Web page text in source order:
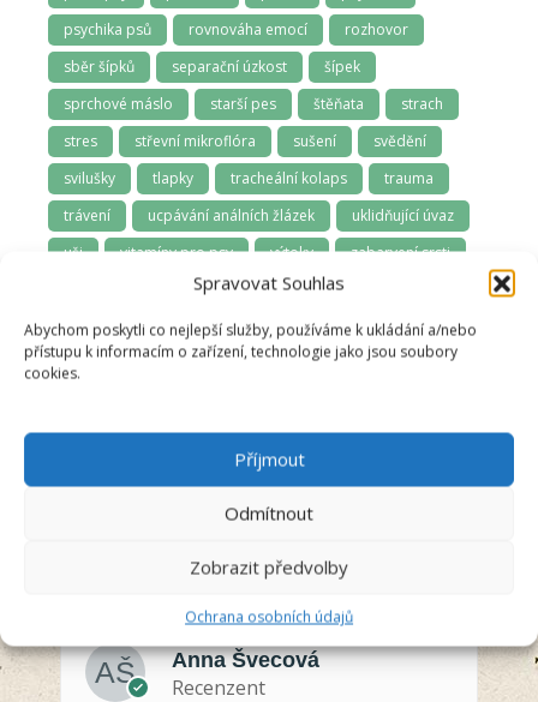
Spravovat Souhlas
Abychom poskytli co nejlepší služby, používáme k ukládání a/nebo
přístupu k informacím o zařízení, technologie jako jsou soubory
cookies.
Příjmout
Odmítnout
Zobrazit předvolby
Ochrana osobních údajů
psychika psů
rovnováha emocí
rozhovor
sběr šípků
separační úzkost
šípek
sprchové máslo
starší pes štěňata
strach
stres
střevní mikroflóra sušení
svědění
svilušky
tlapky tracheální kolaps
trauma
trávení
ucpávání análních žlázek
uklidňující úvaz
uši
vitamíny pro psy výtoky
zabarvení srsti
záchrana zvířat
zánět dásní
zápach z tlamy
závodní psi
zima
zoofarmakognozie
zubní kámen
zuby
Anna Švecová
Recenzent